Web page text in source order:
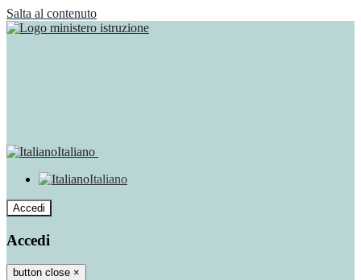
Salta al contenuto
Italiano
Italiano
Accedi
Accedi
button close ×